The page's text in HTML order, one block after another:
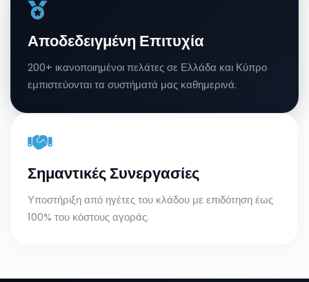
Αποδεδειγμένη Επιτυχία
200+ ικανοποιημένοι πελάτες σε Ελλάδα και Κύπρο
εμπιστεύονται τα συστήματά μας καθημερινά.
Σημαντικές Συνεργασίες
Υποστήριξη από ηγέτες του κλάδου με επιδότηση έως
100% του κόστους αγοράς.